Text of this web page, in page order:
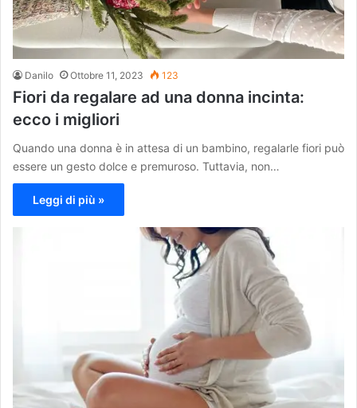
Danilo Ottobre 11, 2023 123
Fiori da regalare ad una donna incinta:
ecco i migliori
Quando una donna è in attesa di un bambino, regalarle fiori può
essere un gesto dolce e premuroso. Tuttavia, non…
Leggi di più »